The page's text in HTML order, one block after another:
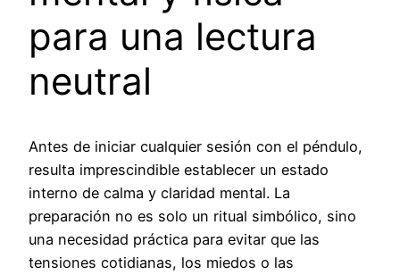
para una lectura
neutral
Antes de iniciar cualquier sesión con el péndulo,
resulta imprescindible establecer un estado
interno de calma y claridad mental. La
preparación no es solo un ritual simbólico, sino
una necesidad práctica para evitar que las
tensiones cotidianas, los miedos o las